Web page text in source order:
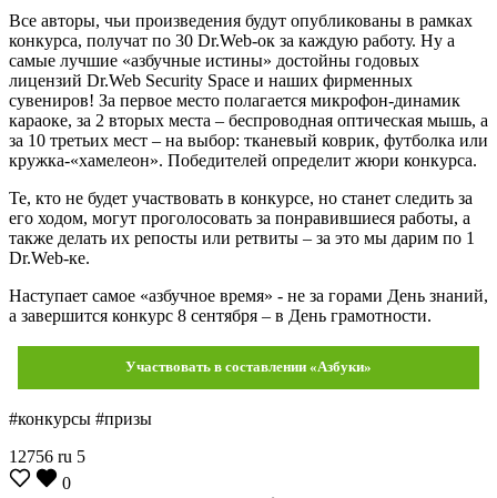
Все авторы, чьи произведения будут опубликованы в рамках
конкурса, получат по 30 Dr.Web-ок за каждую работу. Ну а
самые лучшие «азбучные истины» достойны годовых
лицензий Dr.Web Security Space и наших фирменных
сувениров! За первое место полагается микрофон-динамик
караоке, за 2 вторых места – беспроводная оптическая мышь, а
за 10 третьих мест – на выбор: тканевый коврик, футболка или
кружка-«хамелеон». Победителей определит жюри конкурса.
Те, кто не будет участвовать в конкурсе, но станет следить за
его ходом, могут проголосовать за понравившиеся работы, а
также делать их репосты или ретвиты – за это мы дарим по 1
Dr.Web-ке.
Наступает самое «азбучное время» - не за горами День знаний,
а завершится конкурс 8 сентября – в День грамотности.
Участвовать в составлении «Азбуки»
#конкурсы #призы
12756 ru 5
0